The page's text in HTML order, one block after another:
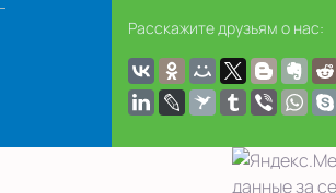
Расскажите друзьям о нас: